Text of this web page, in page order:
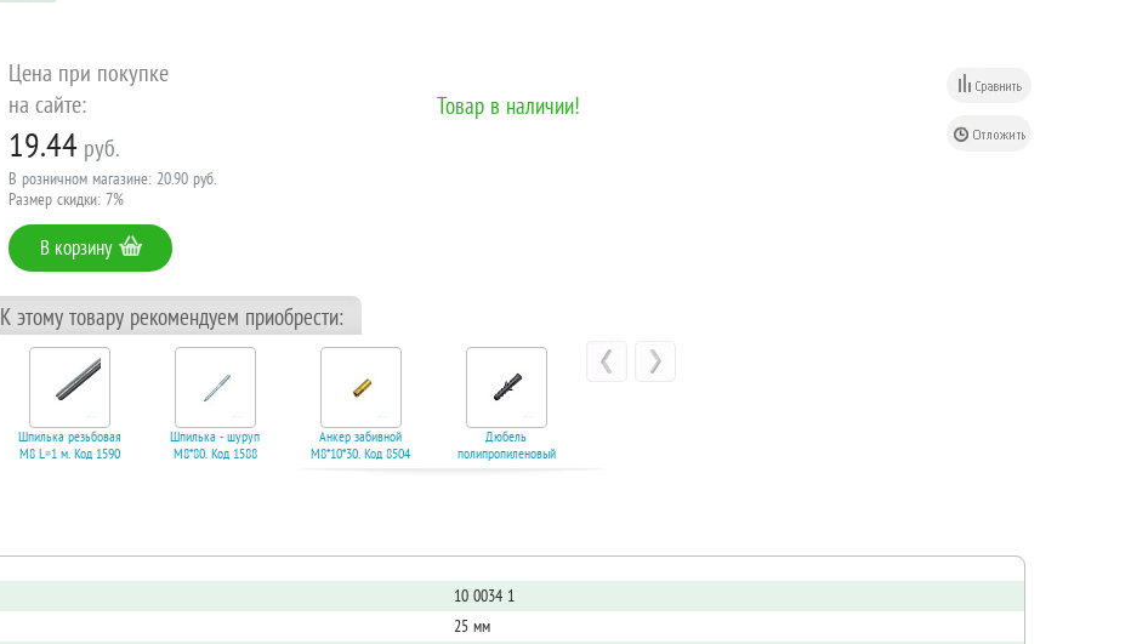
Товар в наличии!
Цена при покупке
на сайте:
19.44 руб.
В розничном магазине: 20.90 руб.
Размер скидки: 7%
В корзину
К этому товару рекомендуем приобрести:
Шпилька резьбовая
M8 L=1 м. Код 1590
Шпилька - шуруп
M8*80. Код 1588
Анкер забивной
М8*10*30. Код 8504
Дюбель
полипропиленовый
10 0034 1
25 мм